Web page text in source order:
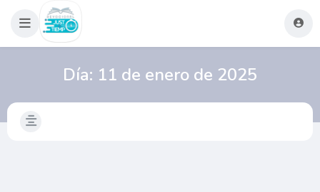
Día: 11 de enero de 2025